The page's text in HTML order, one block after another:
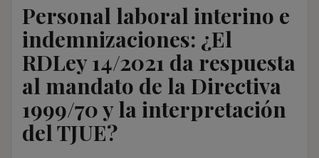
Personal laboral interino e
indemnizaciones: ¿El
RDLey 14/2021 da respuesta
al mandato de la Directiva
1999/70 y la interpretación
del TJUE?